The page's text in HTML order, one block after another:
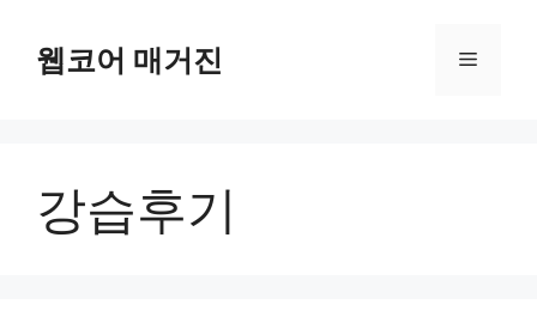
웹코어 매거진 메
강습후기